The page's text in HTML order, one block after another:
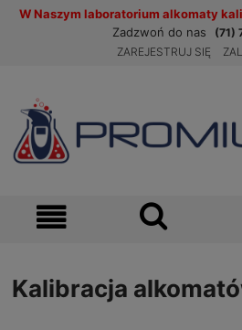
W Naszym laboratorium alkomaty
Zadzwoń do nas
(71)
ZAREJESTRUJ SIĘ
Kalibracja